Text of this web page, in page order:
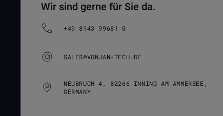
Wir sind gerne für Sie da.
+49 8143 99681 0
SALES@VONJAN-TECH.DE
NEUBRUCH 4, 82266 INNING AM AMMERSEE,
GERMANY